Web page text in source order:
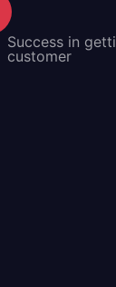
Success in
customer